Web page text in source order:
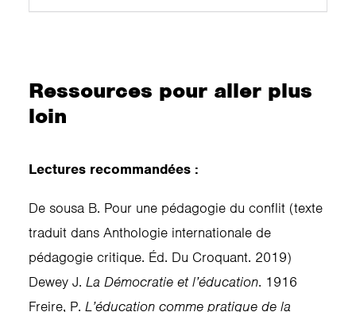
Ressources pour aller plus
loin
Lectures recommandées :
De sousa B. Pour une pédagogie du conflit (texte
traduit dans Anthologie internationale de
pédagogie critique. Éd. Du Croquant. 2019)
Dewey J. La Démocratie et l’éducation. 1916
Freire, P. L’éducation comme pratique de la